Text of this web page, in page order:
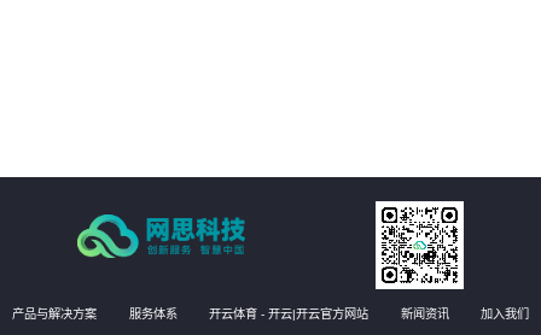
产品与解决方案 服务体系 开云体育 - 开云|开云官方网站 新闻资讯 加入我们